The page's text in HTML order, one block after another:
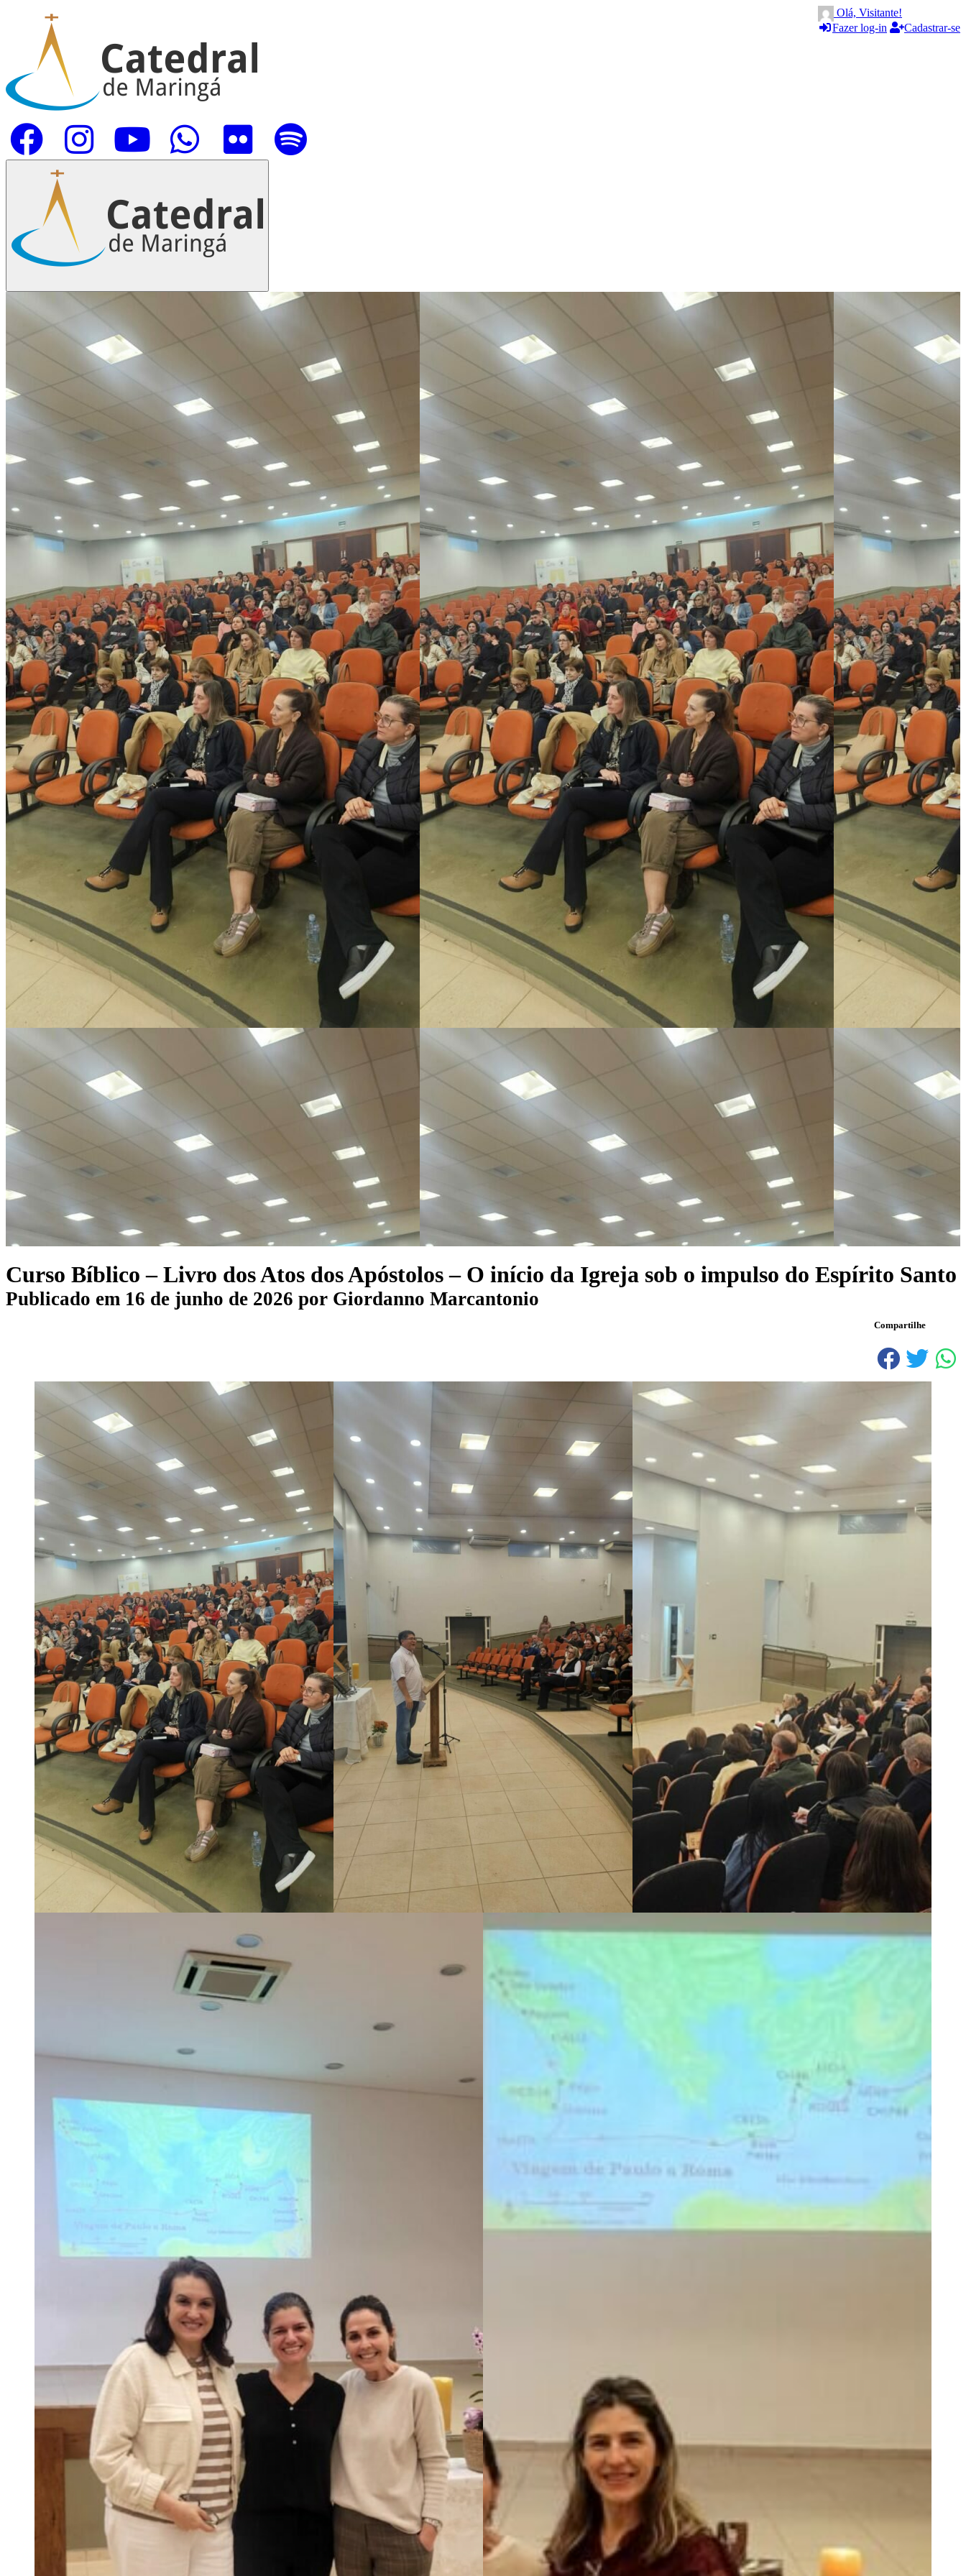
Olá, Visitante!
Fazer log-in
Cadastrar-se
Curso Bíblico – Livro dos Atos dos Apóstolos – O início da Igreja sob o impulso do Espírito Santo
Publicado em 16 de junho de 2026 por Giordanno Marcantonio
Compartilhe